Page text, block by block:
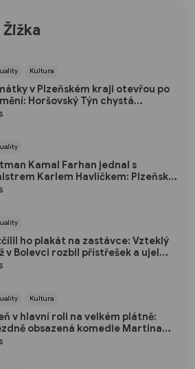
Kultura
v Plzeňském kraji otevřou po
Horšovský Týn chystá
program, Rabí osvítí svíčky
Kamal Farhan jednal s
Karlem Havlíčkem: Plzeňský
chce sázet na inovace a
ho plakát na zastávce: Vzteklý
v Bolevci rozbil přístřešek a ujel
strážníci ho bleskově dostihli
Kultura
v hlavní roli na velkém plátně:
obsazená komedie Martina
se představí na bezplatné